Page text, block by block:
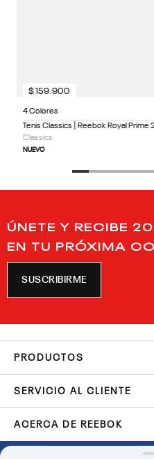
4 Colores
Tenis Classics | Reebok Royal Prime
Classics
NUEVO
$ 159.900
ÚNETE Y RECIBE
EN TU PRÓXIMA
SUSCRIBIRME
PRODUCTOS
SERVICIO AL CLIENTE
ACERCA DE REEBOK